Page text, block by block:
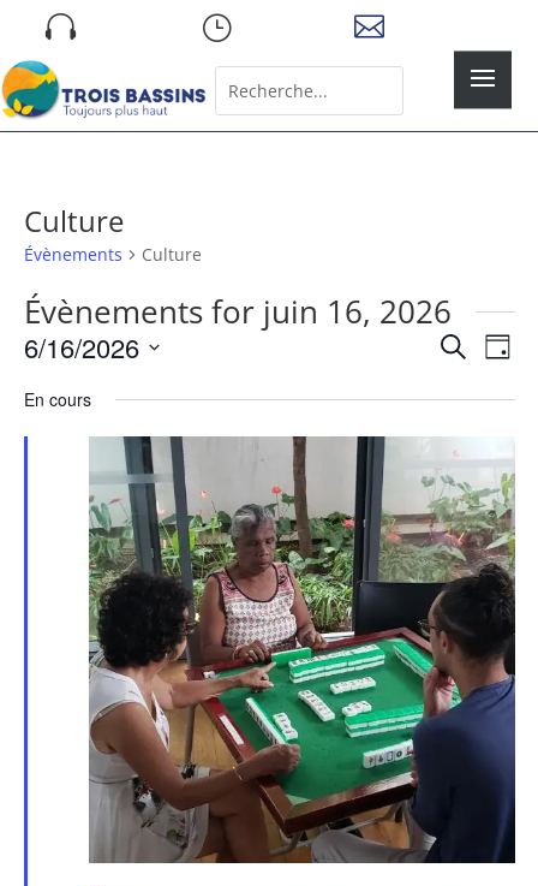
 } 
for...
Culture
Évènements Culture
Évènements for juin 16, 2026
de
vues
Recherche
de
Jour
6/16/2026
une
date.
En cours